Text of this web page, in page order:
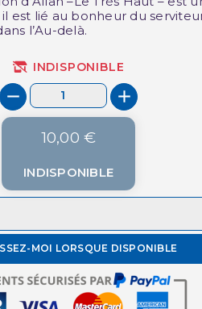
(1 avis)
est lié au bonheur du serviteur
l’Au-delà.
INDISPONIBLE
10,00 €
INDISPONIBLE
MOI LORSQUE DISPONIBLE